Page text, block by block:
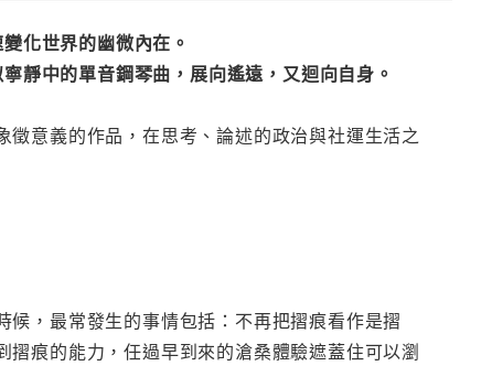
化世界的幽微內在。
靜中的單音鋼琴曲，展向遙遠，又迴向自身。
意義的作品，在思考、論述的政治與社運生活之
候，最常發生的事情包括：不再把摺痕看作是摺
痕的能力，任過早到來的滄桑體驗遮蓋住可以瀏